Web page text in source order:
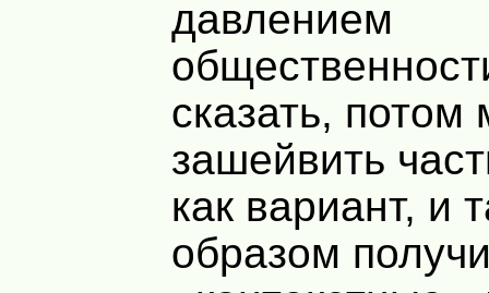
давлением
сказать, потом
зашейвить
как вариант, и
образом